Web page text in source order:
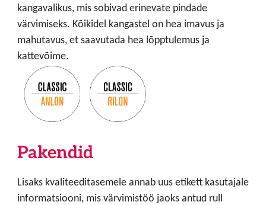
kangavalikus, mis sobivad erinevate pindade
värvimiseks. Kõikidel kangastel on hea imavus ja
mahutavus, et saavutada hea lõpptulemus ja
kattevõime.
Pakendid
Lisaks kvaliteeditasemele annab uus etikett kasutajale
informatsiooni, mis värvimistöö jaoks antud rull